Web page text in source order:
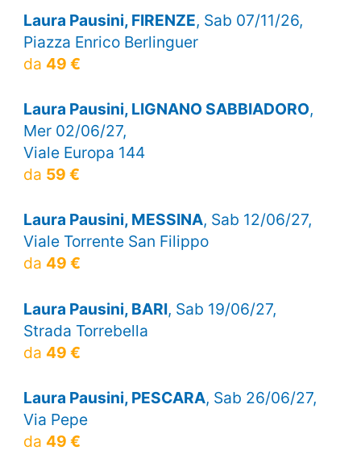
Laura Pausini, FIRENZE, Sab 07/11/26,
Piazza Enrico Berlinguer
da 49 €
Laura Pausini, LIGNANO SABBIADORO,
Mer 02/06/27,
Viale Europa 144
da 59 €
Laura Pausini, MESSINA, Sab 12/06/27,
Viale Torrente San Filippo
da 49 €
Laura Pausini, BARI, Sab 19/06/27,
Strada Torrebella
da 49 €
Laura Pausini, PESCARA, Sab 26/06/27,
Via Pepe
da 49 €